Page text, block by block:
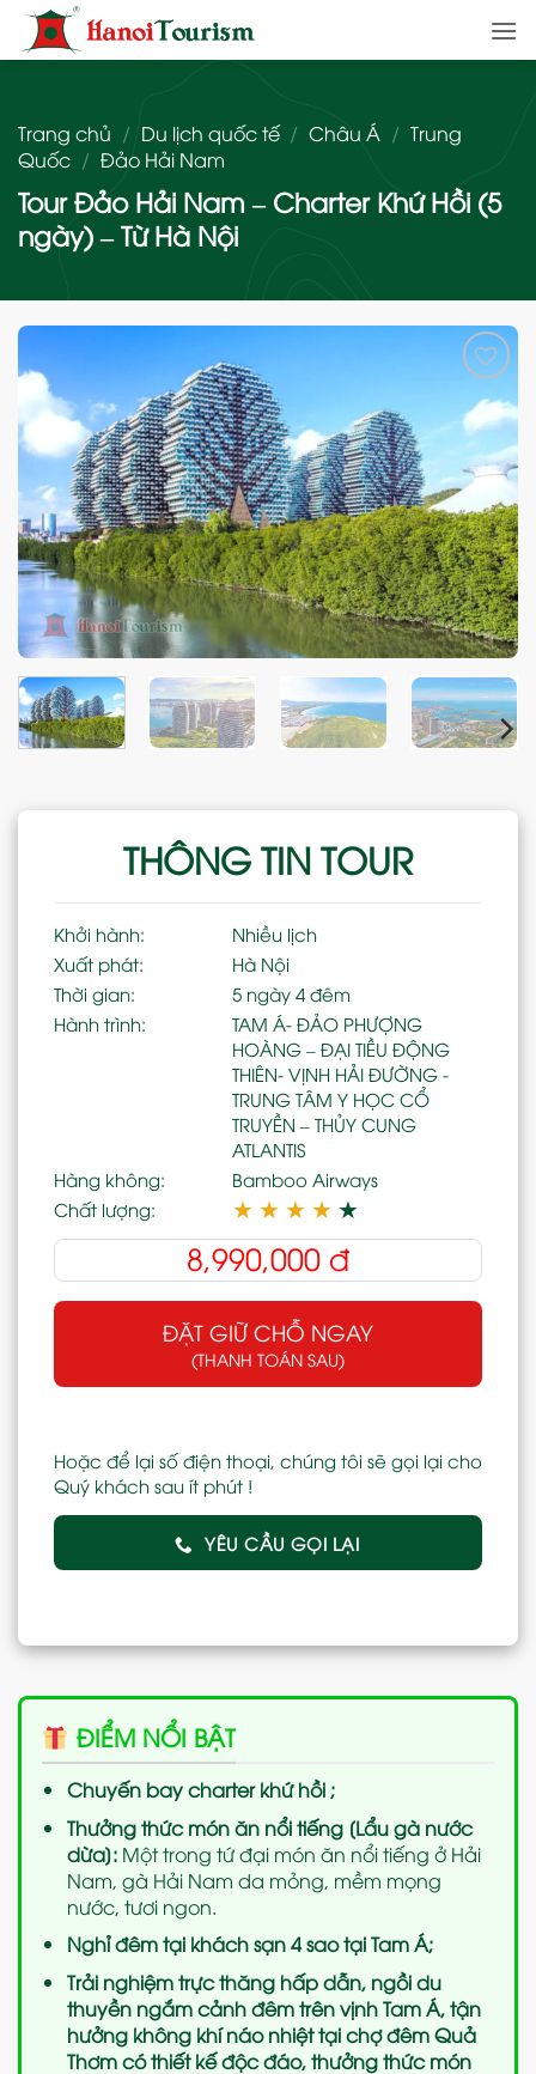
qua
nội
Trang chủ / Du lịch quốc tế / Châu Á / Trung
Quốc / Đảo Hải Nam
Tour Đảo Hải Nam – Charter Khứ Hồi (5
ngày) – Từ Hà Nội
Add
to
wishlist
THÔNG TIN TOUR
Khởi hành:
Nhiều lịch
Xuất phát:
Hà Nội
Thời gian:
5 ngày 4 đêm
Hành trình:
TAM Á- ĐẢO PHƯỢNG
HOÀNG – ĐẠI TIỀU ĐỘNG
THIÊN- VỊNH HẢI ĐƯỜNG -
TRUNG TÂM Y HỌC CỔ
TRUYỀN – THỦY CUNG
ATLANTIS
Hàng không:
Bamboo Airways
Chất lượng:
★ ★ ★ ★ ★
8,990,000 đ
ĐẶT GIỮ CHỖ NGAY
(THANH TOÁN SAU)
Hoặc để lại số điện thoại, chúng tôi sẽ gọi lại cho
Quý khách sau ít phút !
YÊU CẦU GỌI LẠI
ĐIỂM NỔI BẬT
Chuyến bay charter khứ hồi ;
Thưởng thức món ăn nổi tiếng [Lẩu gà nước
dừa]:Một trong tứ đại món ăn nổi tiếng ở Hải
Nam, gà Hải Nam da mỏng, mềm mọng
nước, tươi ngon.
Nghỉ đêm tại khách sạn 4 sao tại Tam Á;
Trải nghiệm trực thăng hấp dẫn, ngồi du
thuyền ngắm cảnh đêm trên vịnh Tam Á, tận
hưởng không khí náo nhiệt tại chợ đêm Quả
Thơm có thiết kế độc đáo, thưởng thức món